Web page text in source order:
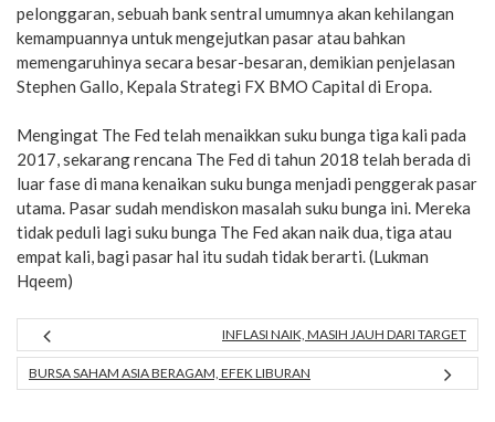
pelonggaran, sebuah bank sentral umumnya akan kehilangan
kemampuannya untuk mengejutkan pasar atau bahkan
memengaruhinya secara besar-besaran, demikian penjelasan
Stephen Gallo, Kepala Strategi FX BMO Capital di Eropa.
Mengingat The Fed telah menaikkan suku bunga tiga kali pada
2017, sekarang rencana The Fed di tahun 2018 telah berada di
luar fase di mana kenaikan suku bunga menjadi penggerak pasar
utama. Pasar sudah mendiskon masalah suku bunga ini. Mereka
tidak peduli lagi suku bunga The Fed akan naik dua, tiga atau
empat kali, bagi pasar hal itu sudah tidak berarti. (Lukman
Hqeem)
INFLASI NAIK, MASIH JAUH DARI TARGET
BURSA SAHAM ASIA BERAGAM, EFEK LIBURAN